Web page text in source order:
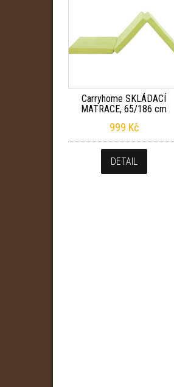
Carryhome SKLÁDACÍ
MATRACE, 65/186 cm
999 Kč
DETAIL